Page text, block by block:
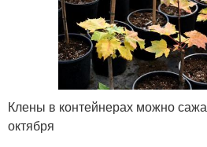
Клены в контейнерах можно
октября